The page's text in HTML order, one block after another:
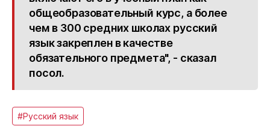
общеобразовательный курс, а более
чем в 300 средних школах русский
язык закреплен в качестве
обязательного предмета", - сказал
посол.
#Русский язык